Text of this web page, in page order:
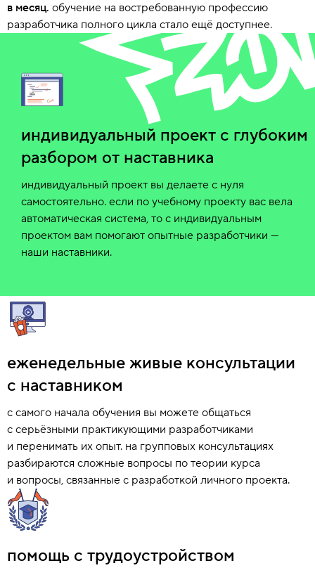
в месяц. обучение на востребованную профессию
разработчика полного цикла стало ещё доступнее.
индивидуальный проект с глубоким
разбором от наставника
индивидуальный проект вы делаете с нуля
самостоятельно. если по учебному проекту вас вела
автоматическая система, то с индивидуальным
проектом вам помогают опытные разработчики —
наши наставники.
еженедельные живые консультации
с наставником
с самого начала обучения вы можете общаться
с серьёзными практикующими разработчиками
и перенимать их опыт. на групповых консультациях
разбираются сложные вопросы по теории курса
и вопросы, связанные с разработкой личного проекта.
помощь с трудоустройством